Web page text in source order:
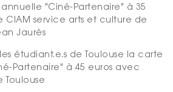
annuelle "Ciné-Partenaire" à 35
CIAM service arts et culture de
Jaurès
étudiant.e.s de Toulouse la carte
Partenaire" à 45 euros avec
Toulouse